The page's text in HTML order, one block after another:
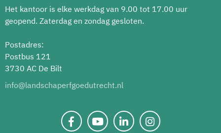
Het kantoor is elke werkdag van 9.00 tot 17.00 uur
geopend. Zaterdag en zondag gesloten.
Postadres:
Postbus 121
3730 AC De Bilt
info@landschaperfgoedutrecht.nl